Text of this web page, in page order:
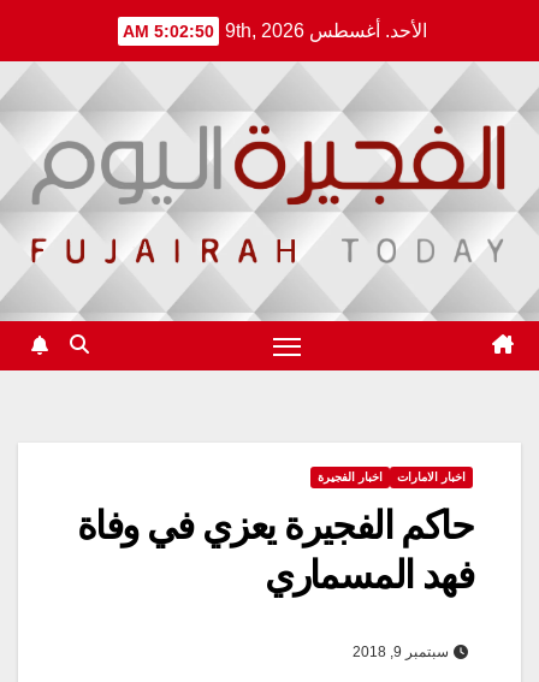
content
الأحد. أغسطس 9th, 2026 5:02:50 AM
اخبار الامارات اخبار الفجيرة
حاكم الفجيرة يعزي في وفاة
فهد المسماري
سبتمبر 9, 2018